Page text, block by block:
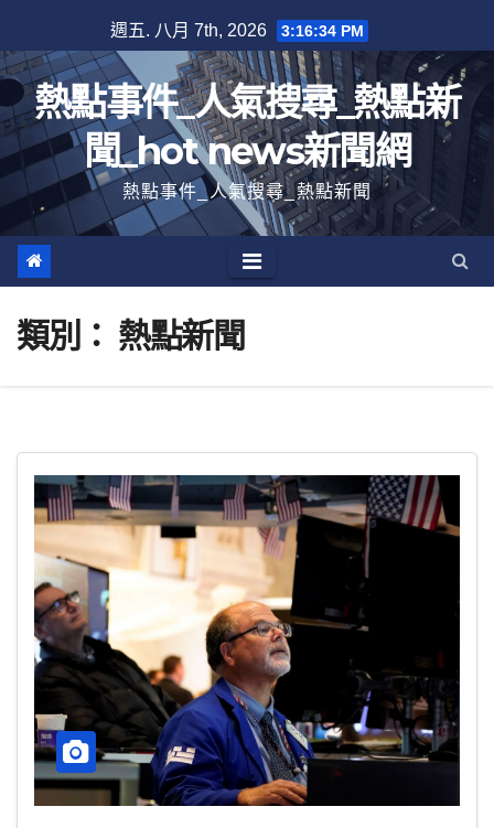
至
內
容
週五. 八月 7th, 2026 3:16:36 PM
熱點事件_人氣搜尋_熱點新
聞_hot news新聞網
熱點事件_人氣搜尋_熱點新聞
類別： 熱點新聞